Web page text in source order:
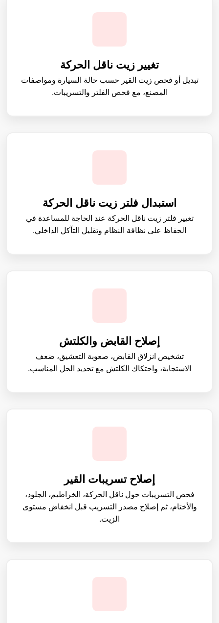
تغيير زيت ناقل الحركة
تبديل أو فحص زيت القير حسب حالة السيارة ومواصفات
المصنع، مع فحص الفلتر والتسريبات.
استبدال فلتر زيت ناقل الحركة
تغيير فلتر زيت ناقل الحركة عند الحاجة للمساعدة في
الحفاظ على نظافة النظام وتقليل التآكل الداخلي.
إصلاح القابض والكلتش
تشخيص انزلاق القابض، صعوبة التعشيق، ضعف
الاستجابة، واحتكاك الكلتش مع تحديد الحل المناسب.
إصلاح تسريبات القير
فحص التسريبات حول ناقل الحركة، الخراطيم، الجلود،
والأختام، ثم إصلاح مصدر التسريب قبل انخفاض مستوى
الزيت.